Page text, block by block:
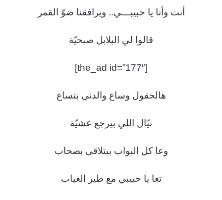
أنت وأنا يا حبيبـــي.. ويرافقنا ضوّ القمر
قالوا لي البلابل صبحيّة
[the_ad id=”177″]
هالحقول وساع والدني بتساع
نيّال اللي بيرجع عشيّة
وعا كل البواب بيتلاقى بصحاب
تعا يا حبيبي مع طير الغياب